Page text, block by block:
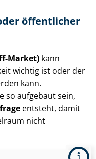
öffentlicher
Market) kann
wichtig ist oder der
kann.
so aufgebaut sein,
entsteht, damit
nicht